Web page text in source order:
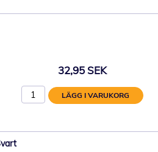
32,95 SEK
LÄGG I VARUKORG